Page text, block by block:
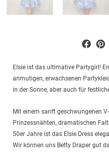
Elsie ist das ultimative Partygirl!
anmutigen, erwachsenen
in der Sonne, aber auch für
Mit einem sanft geschwungenen
Prinzessnähten, dramatischen
50er Jahre ist das Elsie Dress
Wir können uns Betty Draper gut